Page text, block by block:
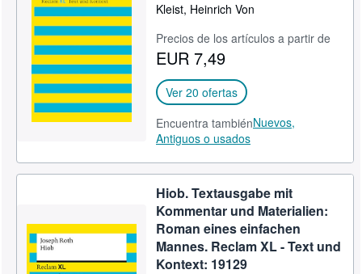
Kleist, Heinrich Von
Precios de los artículos a partir de
EUR 7,49
Ver 20 ofertas
Encuentra tambiénNuevos,
Antiguos o usados
Hiob. Textausgabe mit
Kommentar und Materialien:
Roman eines einfachen
Mannes. Reclam XL - Text und
Kontext: 19129